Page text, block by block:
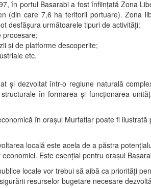
în portul Basarabi a fost înfiinţată Zona
(din care 7,6 ha teritorii portuare). Zona
desfăşura următoarele tipuri de activităţi:
procesare;
şi de platforme descoperite;
etc.
şi dezvoltat într-o regiune naturală
în formarea şi funcţionarea
în oraşul Murfatlar poate fi
locală este acela de a păstra
Este esenţial pentru oraşul
locale vor trebui să aibă ca priorităţi
resurselor bugetare necesare